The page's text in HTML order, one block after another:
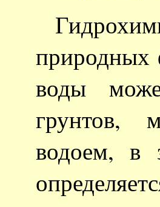
природных
воды
грунтов,
водоем, в